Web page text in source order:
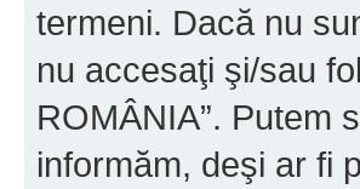
termeni. Dacă nu
nu accesaţi şi/sau
ROMÂNIA”. Putem
informăm, deşi ar fi